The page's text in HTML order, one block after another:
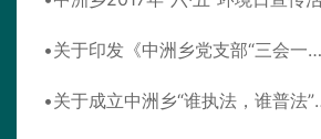
关于印发《中洲乡党支部“三会一课”记实管理实施方案》的通知
关于成立中洲